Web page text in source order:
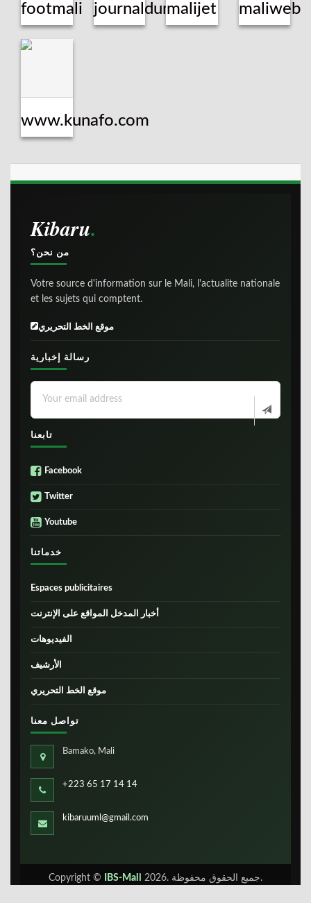
footmali journaldumalmalijet maliweb
www.kunafo.com
Kibaru
من نحن؟
Votre source d'information sur le Mali, l'actualite nationale
et les sujets qui comptent.
موقع الخط التحريري
رسالة إخبارية
تابعنا
Facebook
Twitter
Youtube
خدماتنا
Espaces publicitaires
أخبار المدخل المواقع على الإنترنت
الفيديوهات
الأرشيف
موقع الخط التحريري
تواصل معنا
Bamako, Mali
+223 65 17 14 14
kibaruuml@gmail.com
Copyright © IBS-Mali
2026. جميع الحقوق محفوظة.